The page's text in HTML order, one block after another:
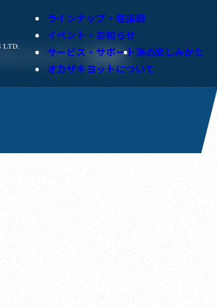
ラインナップ・在庫艇
イベント・お知らせ
サービス・サポート海の楽しみかた
オカザキヨットについて
ラインナップ・在庫艇